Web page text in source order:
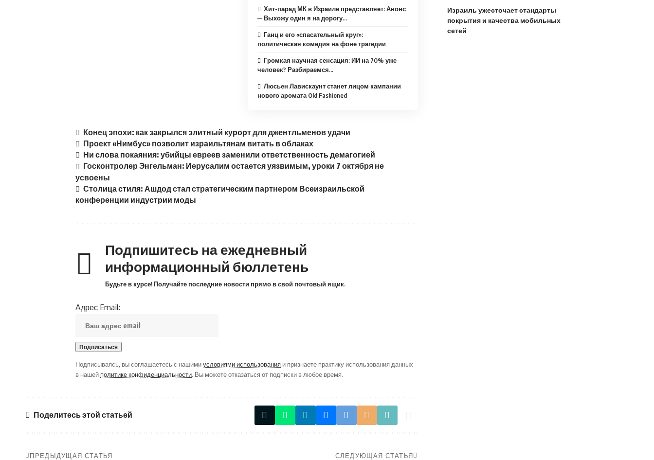
Хит-парад МК в Израиле представляет: Анонс
— Выхожу один я на дорогу…
Ганц и его «спасательный круг»:
политическая комедия на фоне трагедии
Громкая научная сенсация: ИИ на 70% уже
человек? Разбираемся…
Люсьен Лавискаунт станет лицом кампании
нового аромата Old Fashioned
Конец эпохи: как закрылся элитный курорт для джентльменов удачи
Проект «Нимбус» позволит израильтянам витать в облаках
Ни слова покаяния: убийцы евреев заменили ответственность демагогией
Госконтролер Энгельман: Иерусалим остается уязвимым, уроки 7 октября не
усвоены
Столица стиля: Ашдод стал стратегическим партнером Всеизраильской
конференции индустрии моды
Подпишитесь на ежедневный
информационный бюллетень
Будьте в курсе! Получайте последние новости прямо в свой почтовый ящик.
Адрес Email:
Подписываясь, вы соглашаетесь с нашимиусловиями использования и признаете практику использования данных
в нашей политике конфиденциальности. Вы можете отказаться от подписки в любое время.
Поделитесь этой статьей
ПРЕДЫДУЩАЯ СТАТЬЯ СЛЕДУЮЩАЯ СТАТЬЯ
Израиль ужесточает стандарты
покрытия и качества мобильных
сетей